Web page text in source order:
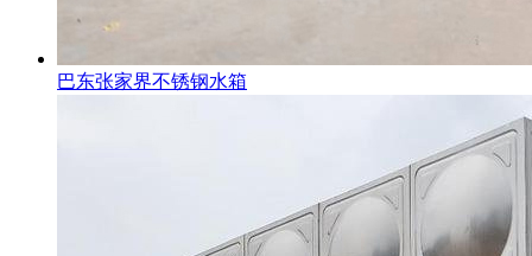
巴东张家界不锈钢水箱